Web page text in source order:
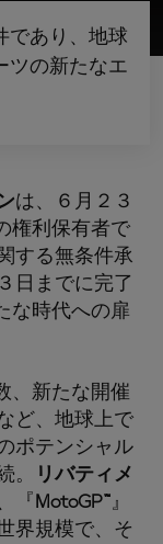
であり、地球
ツの新たなエ
は、６月２３
権利保有者で
する無条件承
日までに完了
な時代への扉
、新たな開催
ど、地球上で
ポテンシャル
。
リバティメ
『 MotoGP™』
界規模で、そ